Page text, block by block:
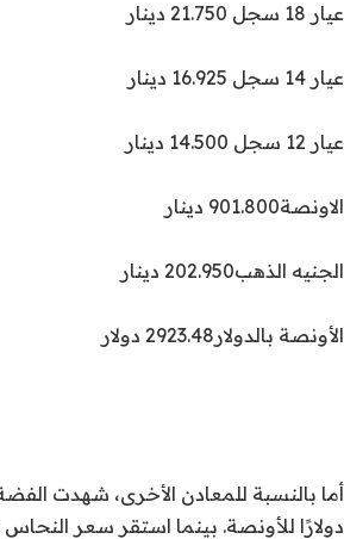
عيار 18 سجل 21.750 دينار
عيار 14 سجل 16.925 دينار
عيار 12 سجل 14.500 دينار
الاونصة901.800 دينار
الجنيه الذهب202.950 دينار
الأونصة بالدولار2923.48 دولار
دولارًا للأونصة. بينما استقر سعر النحاس لعقود